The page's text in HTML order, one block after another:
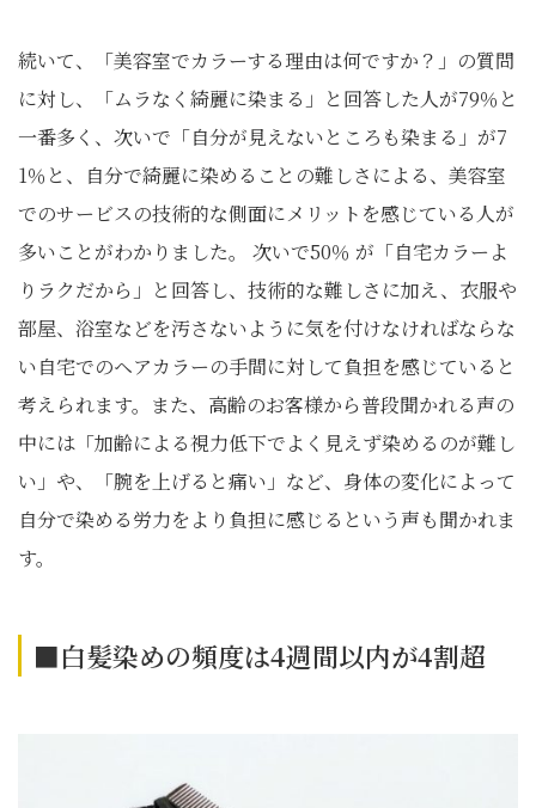
続いて、「美容室でカラーする理由は何ですか？」の質問
に対し、「ムラなく綺麗に染まる」と回答した人が79％と
一番多く、次いで「自分が見えないところも染まる」が7
1％と、自分で綺麗に染めることの難しさによる、美容室
でのサービスの技術的な側面にメリットを感じている人が
多いことがわかりました。 次いで50％ が「自宅カラーよ
りラクだから」と回答し、技術的な難しさに加え、衣服や
部屋、浴室などを汚さないように気を付けなければならな
い自宅でのヘアカラーの手間に対して負担を感じていると
考えられます。また、高齢のお客様から普段聞かれる声の
中には「加齢による視力低下でよく見えず染めるのが難し
い」や、「腕を上げると痛い」など、身体の変化によって
自分で染める労力をより負担に感じるという声も聞かれま
す。
■白髪染めの頻度は4週間以内が4割超